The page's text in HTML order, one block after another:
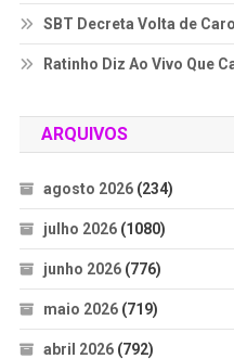
SBT Decreta Volta de
Ratinho Diz Ao Vivo Que
ARQUIVOS
agosto 2026(234)
julho 2026(1080)
junho 2026(776)
maio 2026(719)
abril 2026(792)